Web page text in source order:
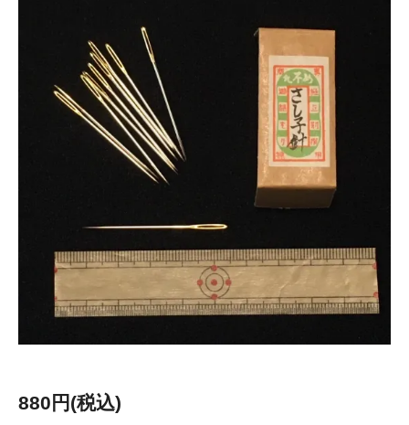
880円(税込)